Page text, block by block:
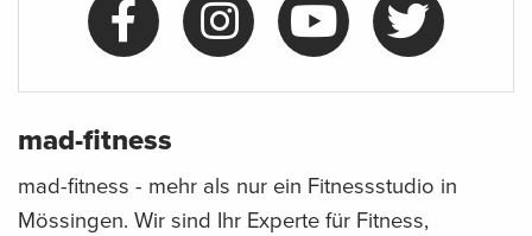
mad-fitness
mad-fitness - mehr als nur ein Fitnessstudio in
Mössingen. Wir sind Ihr Experte für Fitness,